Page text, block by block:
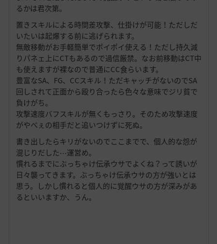
るかは君次第。
置きスキルによる時間差攻撃、仕掛けが可能！ただしだ
いたいは起爆する前に逃げられます。
無敵移動がお手軽簡単でポイポイ使える！ただし持久減
りパネェ上にCTもあるので過信厳禁。なお前移動はCT中
も使えますが裸なので普通にCC食らいます。
豊富なSA、FG、CCスキル！ただキャッチがないのでSA
回しされて正面から殴り合ったら色々な意味でジリ貧で
負けがち。
攻撃速度バフスキルが無くもっさり。そのため攻撃速度
がやべぇの相手だと追いつけずに死ぬ。
書き出したらキリがないのでここまでで、個人的な怨が
混じりだした⋯運営め。
慣れるまでにぶっちゃけ伝承ウサでよくね？って誘いが
日々襲ってきます。ぶっちゃけ伝承ウサの方が強いとは
思う。しかし慣れると個人的に覚醒ウサの方が深みがあ
るといいますか、うん。